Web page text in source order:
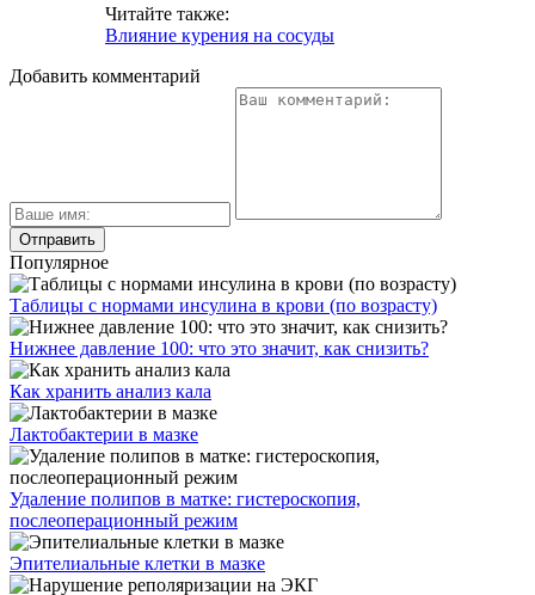
Читайте также:
Влияние курения на сосуды
Добавить комментарий
Популярное
Таблицы с нормами инсулина в крови (по возрасту)
Нижнее давление 100: что это значит, как снизить?
Как хранить анализ кала
Лактобактерии в мазке
Удаление полипов в матке: гистероскопия,
послеоперационный режим
Эпителиальные клетки в мазке